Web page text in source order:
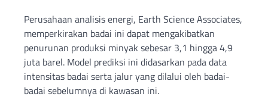
Perusahaan analisis energi, Earth Science Associates,
memperkirakan badai ini dapat mengakibatkan
penurunan produksi minyak sebesar 3,1 hingga 4,9
juta barel. Model prediksi ini didasarkan pada data
intensitas badai serta jalur yang dilalui oleh badai-
badai sebelumnya di kawasan ini.